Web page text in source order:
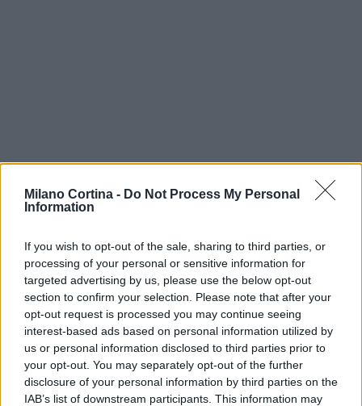
Milano Cortina - Do Not Process My Personal
Information
If you wish to opt-out of the sale, sharing to third parties, or
processing of your personal or sensitive information for
targeted advertising by us, please use the below opt-out
section to confirm your selection. Please note that after your
opt-out request is processed you may continue seeing
interest-based ads based on personal information utilized by
us or personal information disclosed to third parties prior to
your opt-out. You may separately opt-out of the further
disclosure of your personal information by third parties on the
IAB’s list of downstream participants. This information may
Continua a leggere
SCI DI FONDO